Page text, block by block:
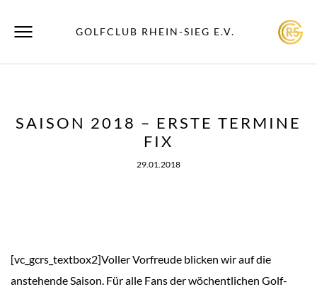
GOLFCLUB RHEIN-SIEG E.V.
SAISON 2018 – ERSTE TERMINE
FIX
29.01.2018
[vc_gcrs_textbox2]Voller Vorfreude blicken wir auf die
anstehende Saison. Für alle Fans der wöchentlichen Golf-